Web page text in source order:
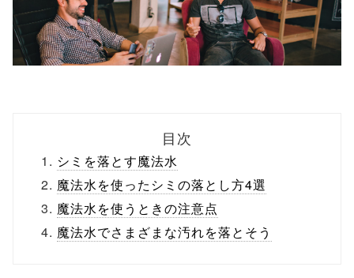
目次
シミを落とす魔法水
魔法水を使ったシミの落とし方4選
魔法水を使うときの注意点
魔法水でさまざまな汚れを落とそう